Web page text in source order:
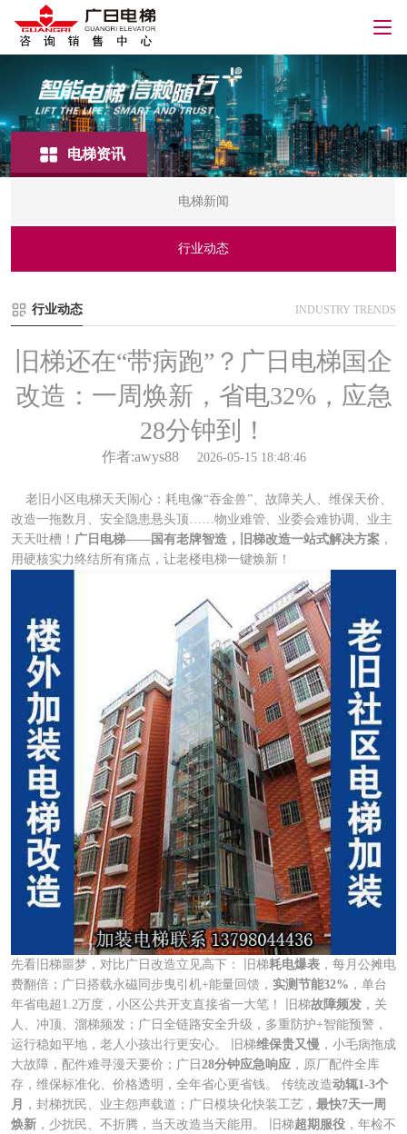
电梯资讯
电梯新闻
行业动态
行业动态 INDUSTRY TRENDS
旧梯还在“带病跑”？广日电梯国企
改造：一周焕新，省电32%，应急
28分钟到！
作者:awys88 2026-05-15 18:48:46
老旧小区电梯天天闹心：耗电像“吞金兽”、故障关人、维保天价、
改造一拖数月、安全隐患悬头顶……物业难管、业委会难协调、业主
天天吐槽！ 广日电梯——国有老牌智造，旧梯改造一站式解决方案 ，
用硬核实力终结所有痛点，让老楼电梯一键焕新！
先看旧梯噩梦，对比广日改造立见高下： 旧梯耗电爆表 ，每月公摊电
费翻倍；广日搭载永磁同步曳引机+能量回馈， 实测节能32% ，单台
年省电超1.2万度，小区公共开支直接省一大笔！ 旧梯故障频发 ，关
人、冲顶、溜梯频发；广日全链路安全升级，多重防护+智能预警，
运行稳如平地，老人小孩出行更安心。 旧梯维保贵又慢 ，小毛病拖成
大故障，配件难寻漫天要价；广日 28分钟应急响应 ，原厂配件全库
存，维保标准化、价格透明，全年省心更省钱。 传统改造动辄1-3个
月
，封梯扰民、业主怨声载道；广日模块化快装工艺， 最快7天一周
焕新 ，少扰民、不折腾，当天改造当天能用。 旧梯超期服役 ，年检不